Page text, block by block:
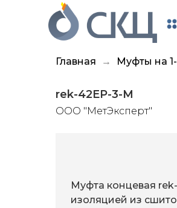
Главная Муфты на
rek-42EP-3-М
ООО "МетЭксперт"
Муфта концевая
изоляцией из